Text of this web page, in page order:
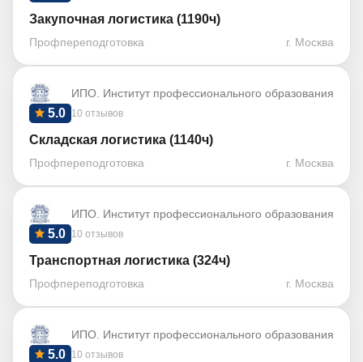
Закупочная логистика (1190ч)
Профпереподготовка г. Москва
ИПО. Институт профессионального образования
10 отзывов
5.0
Складская логистика (1140ч)
Профпереподготовка г. Москва
ИПО. Институт профессионального образования
10 отзывов
5.0
Транспортная логистика (324ч)
Профпереподготовка г. Москва
ИПО. Институт профессионального образования
10 отзывов
5.0